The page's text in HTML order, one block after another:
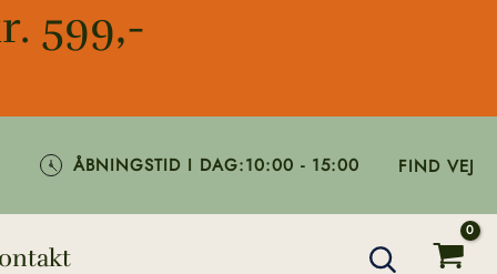
599,-
ÅBNINGSTID I DAG:10:00 - 15:00 FIND VEJ